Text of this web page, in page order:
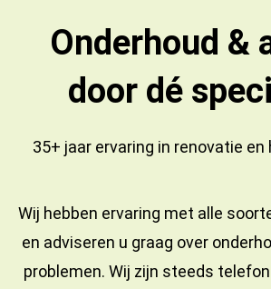
Onderhoud &
door dé
35+ jaar ervaring in renovatie en
Wij hebben ervaring met alle
en adviseren u graag over
problemen. Wij zijn steeds